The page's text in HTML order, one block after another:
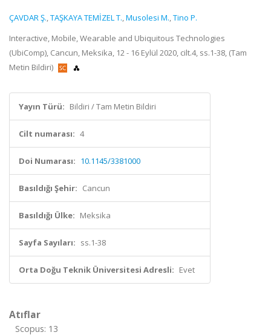
ÇAVDAR Ş.,TAŞKAYA TEMİZEL T.,Musolesi M.,Tino P.
Interactive, Mobile, Wearable and Ubiquitous Technologies
(UbiComp), Cancun, Meksika, 12 - 16 Eylül 2020, cilt.4, ss.1-38, (Tam
Metin Bildiri)
Yayın Türü: Bildiri / Tam Metin Bildiri
Cilt numarası: 4
Doi Numarası: 10.1145/3381000
Basıldığı Şehir: Cancun
Basıldığı Ülke: Meksika
Sayfa Sayıları: ss.1-38
Orta Doğu Teknik Üniversitesi Adresli: Evet
Atıflar
Scopus: 13